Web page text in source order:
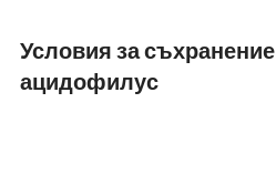
Условия за
ацидофилус